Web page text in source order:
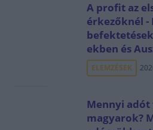
A profit az
érkezőknél -
ekben és
ELEMZÉSEK
Mennyi adót
magyarok?